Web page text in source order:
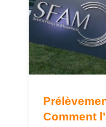
Comment